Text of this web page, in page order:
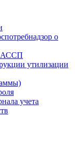
о
утилизации
учета